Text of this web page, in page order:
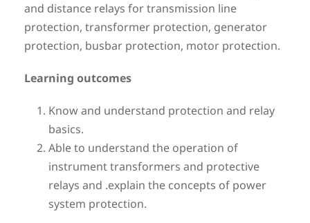
and distance relays for transmission line
protection, transformer protection, generator
protection, busbar protection, motor protection.
Learning outcomes
Know and understand protection and relay
basics.
Able to understand the operation of
instrument transformers and protective
relays and .explain the concepts of power
system protection.